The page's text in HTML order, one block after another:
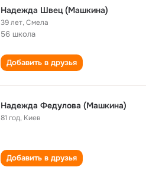
Надежда Швец (Машкина)
39 лет,Смела
56 школа
Добавить в друзья
Надежда Федулова (Машкина)
81 год, Киев
Добавить в друзья